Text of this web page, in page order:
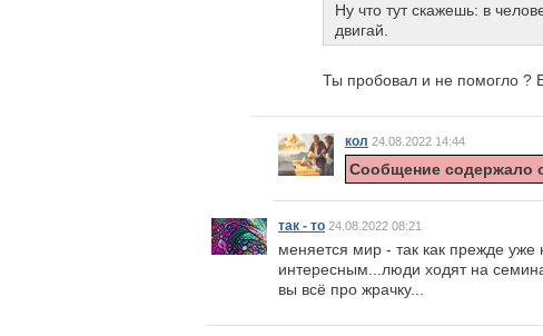
Ну что тут скажешь: в
двигай.
Ты пробовал и не помогло ?
кол 24.08.2022 14:44
Сообщение содержало
так - то 24.08.2022 08:21
меняется мир - так как прежде
интересным...люди ходят на
вы всё про жрачку...